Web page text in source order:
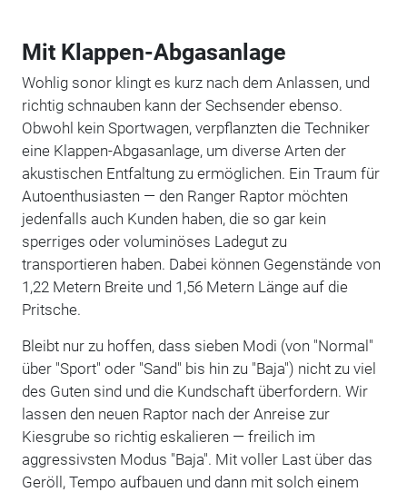
Mit Klappen-Abgasanlage
Wohlig sonor klingt es kurz nach dem Anlassen, und
richtig schnauben kann der Sechsender ebenso.
Obwohl kein Sportwagen, verpflanzten die Techniker
eine Klappen-Abgasanlage, um diverse Arten der
akustischen Entfaltung zu ermöglichen. Ein Traum für
Autoenthusiasten — den Ranger Raptor möchten
jedenfalls auch Kunden haben, die so gar kein
sperriges oder voluminöses Ladegut zu
transportieren haben. Dabei können Gegenstände von
1,22 Metern Breite und 1,56 Metern Länge auf die
Pritsche.
Bleibt nur zu hoffen, dass sieben Modi (von "Normal"
über "Sport" oder "Sand" bis hin zu "Baja") nicht zu viel
des Guten sind und die Kundschaft überfordern. Wir
lassen den neuen Raptor nach der Anreise zur
Kiesgrube so richtig eskalieren — freilich im
aggressivsten Modus "Baja". Mit voller Last über das
Geröll, Tempo aufbauen und dann mit solch einem